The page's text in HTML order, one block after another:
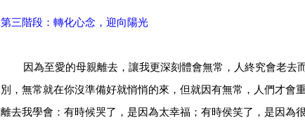
第三階段：轉化心念，迎向陽光
因為至愛的母親離去，讓我更深刻體會無常，人終究會老去
別，無常就在你沒準備好就悄悄的來，但就因有無常，人們才會
離去我學會：有時候哭了，是因為太幸福；有時侯笑了，是因為